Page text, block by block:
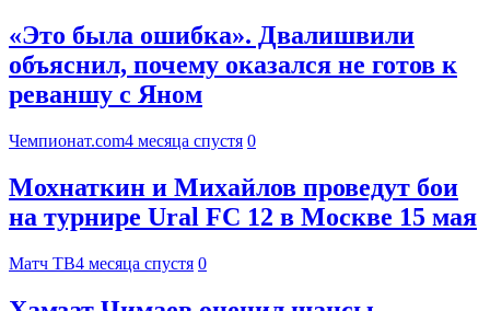
«Это была ошибка». Двалишвили
объяснил, почему оказался не готов к
реваншу с Яном
Чемпионат.com4 месяца спустя 0
Мохнаткин и Михайлов проведут бои
на турнире Ural FC 12 в Москве 15 мая
Матч ТВ4 месяца спустя 0